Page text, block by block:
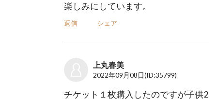
楽しみにしています。
返信 シェア
上丸春美
2022年09月08日(ID:35799)
チケット１枚購入したのですが子供2